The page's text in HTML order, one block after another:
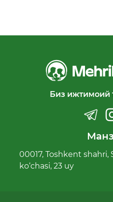
Биз ижтимоий
00017, Toshkent shahri,
ko‘chasi, 23 uy